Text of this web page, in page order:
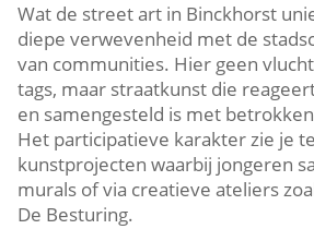
Wat de street art in Binckhorst
diepe verwevenheid met de
van communities.​ Hier geen
tags, maar straatkunst die
en samengesteld is met
Het participatieve karakter zie je
kunstprojecten waarbij jongeren
murals of via creatieve ateliers
De Besturing.​